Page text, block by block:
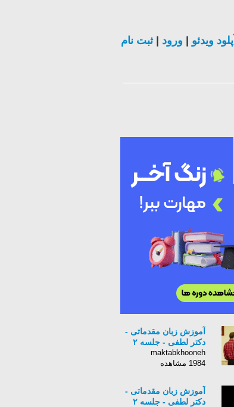
آپلود ویدئو ورود |ثبت نام
آموزش زبان مقدماتی -
دکتر لطفی - جلسه ٢
maktabkhooneh
1984 مشاهده
آموزش زبان مقدماتی -
دکتر لطفی - جلسه ٢